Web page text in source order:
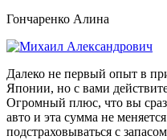
Гончаренко Алина
Далеко не первый опыт в
Японии, но с вами
Огромный плюс, что вы
авто и эта сумма не
подстраховываться с